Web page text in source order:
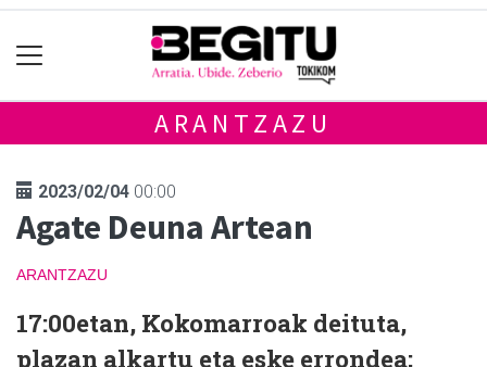
ARANTZAZU
2023/02/04 00:00
Agate Deuna Artean
ARANTZAZU
17:00etan, Kokomarroak deituta,
plazan alkartu eta eske errondea;